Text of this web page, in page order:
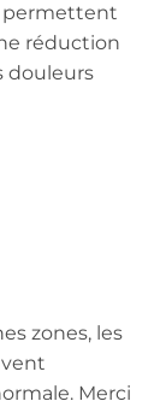
permettent
réduction
douleurs
zones, les
Merci